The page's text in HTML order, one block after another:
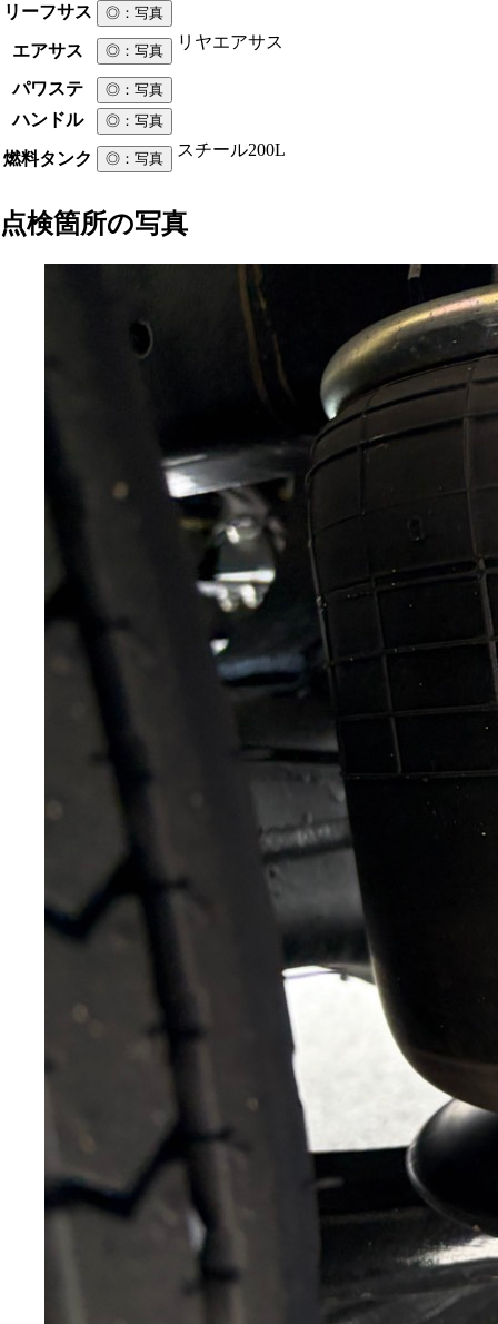
リーフサス
◎ ：写真
エアサス ◎ ：写真 リヤエアサス
パワステ ◎ ：写真
ハンドル ◎ ：写真
燃料タンク ◎ ：写真 スチール200L
点検箇所の写真